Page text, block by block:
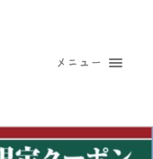
メニュー